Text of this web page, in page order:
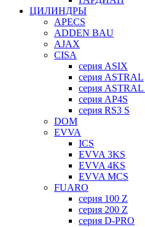
ЦИЛИНДРЫ
APECS
ADDEN BAU
AJAX
CISA
серия ASIX
серия ASTRAL
серия ASTRAL
серия AP4S
серия RS3 S
DOM
EVVA
ICS
EVVA 3KS
EVVA 4KS
EVVA MCS
FUARO
серия 100 Z
серия 200 Z
серия D-PRO